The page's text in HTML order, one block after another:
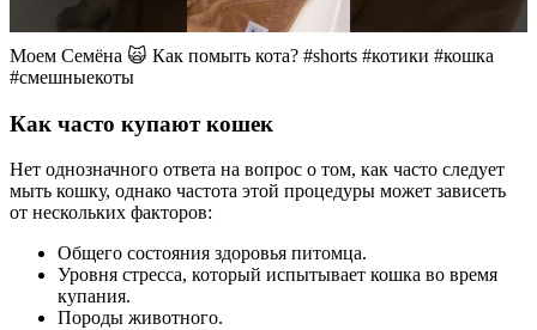
Моем Семёна 🙀 Как помыть кота? #shorts #котики #кошка
#смешныекоты
Как часто купают кошек
Нет однозначного ответа на вопрос о том, как часто следует
мыть кошку, однако частота этой процедуры может зависеть
от нескольких факторов:
Общего состояния здоровья питомца.
Уровня стресса, который испытывает кошка во время
купания.
Породы животного.